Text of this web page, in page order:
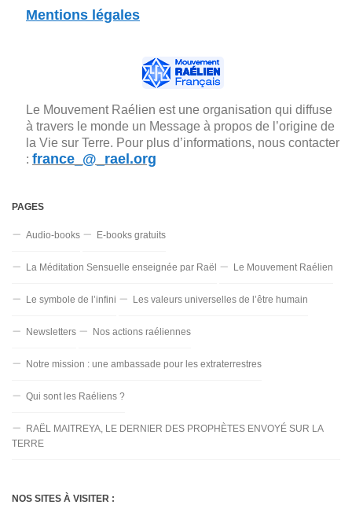
Mentions légales
Le Mouvement Raélien est une organisation qui diffuse
à travers le monde un Message à propos de l’origine de
la Vie sur Terre. Pour plus d’informations, nous contacter
: france_@_rael.org
PAGES
Audio-books E-books gratuits
La Méditation Sensuelle enseignée par Raël Le Mouvement Raélien
Le symbole de l’infini Les valeurs universelles de l’être humain
Newsletters Nos actions raéliennes
Notre mission : une ambassade pour les extraterrestres
Qui sont les Raéliens ?
RAËL MAITREYA, LE DERNIER DES PROPHÈTES ENVOYÉ SUR LA
TERRE
NOS SITES À VISITER :